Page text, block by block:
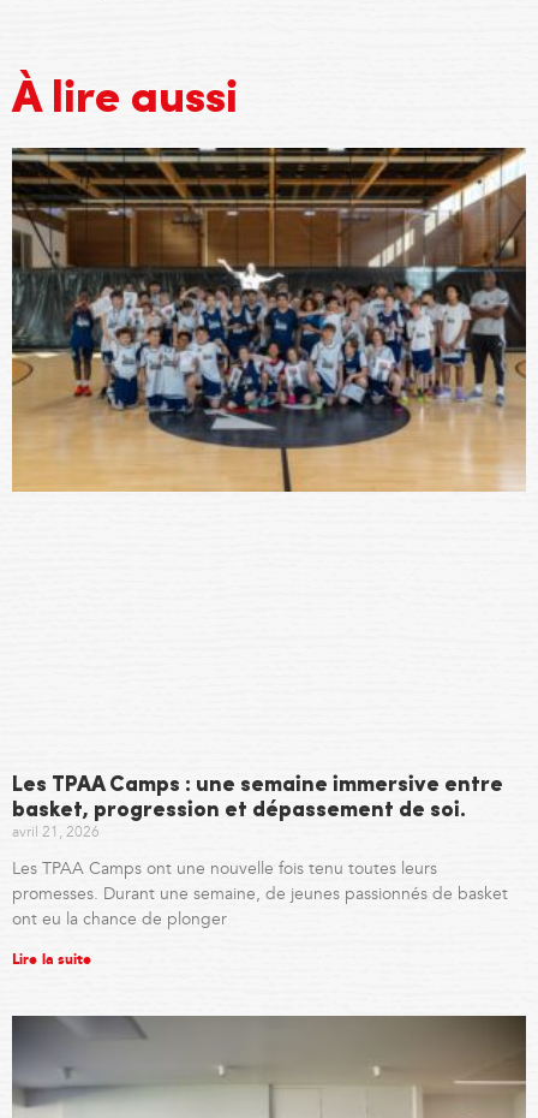
À lire aussi
Les TPAA Camps : une semaine immersive entre
basket, progression et dépassement de soi.
avril 21, 2026
Les TPAA Camps ont une nouvelle fois tenu toutes leurs
promesses. Durant une semaine, de jeunes passionnés de basket
ont eu la chance de plonger
Lire la suite